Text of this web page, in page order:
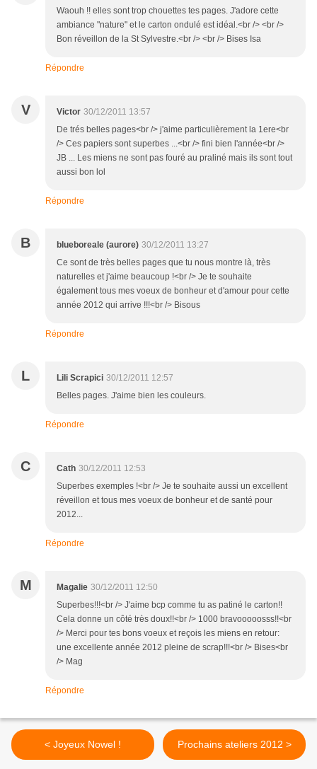
Waouh !! elles sont trop chouettes tes pages. J'adore cette
ambiance "nature" et le carton ondulé est idéal.<br /> <br />
Bon réveillon de la St Sylvestre.<br /> <br /> Bises Isa
Répondre
V Victor 30/12/2011 13:57
De trés belles pages<br /> j'aime particulièrement la 1ere<br
/> Ces papiers sont superbes ...<br /> fini bien l'année<br />
JB ... Les miens ne sont pas fouré au praliné mais ils sont tout
aussi bon lol
Répondre
B blueboreale (aurore) 30/12/2011 13:27
Ce sont de très belles pages que tu nous montre là, très
naturelles et j'aime beaucoup !<br /> Je te souhaite
également tous mes voeux de bonheur et d'amour pour cette
année 2012 qui arrive !!!<br /> Bisous
Répondre
L Lili Scrapici 30/12/2011 12:57
Belles pages. J'aime bien les couleurs.
Répondre
C Cath 30/12/2011 12:53
Superbes exemples !<br /> Je te souhaite aussi un excellent
réveillon et tous mes voeux de bonheur et de santé pour
2012...
Répondre
M Magalie 30/12/2011 12:50
Superbes!!!<br /> J'aime bcp comme tu as patiné le carton!!
Cela donne un côté très doux!!<br /> 1000 bravooooosss!!<br
/> Merci pour tes bons voeux et reçois les miens en retour:
une excellente année 2012 pleine de scrap!!!<br /> Bises<br
/> Mag
Répondre
< Joyeux Nowel ! Prochains ateliers 2012 >